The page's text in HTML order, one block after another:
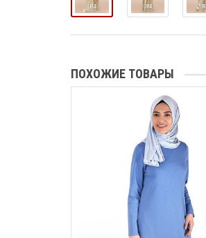
ПОХОЖИЕ ТОВАРЫ